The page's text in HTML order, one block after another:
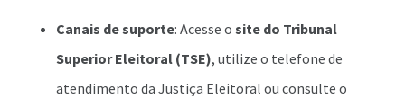
Canais de suporte: Acesse o site do Tribunal
Superior Eleitoral (TSE), utilize o telefone de
atendimento da Justiça Eleitoral ou consulte o